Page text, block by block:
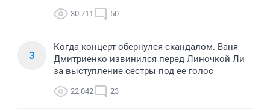
30 711 50
3
Когда концерт обернулся скандалом. Ваня
Дмитриенко извинился перед Линочкой Ли
за выступление сестры под ее голос
22 042 23